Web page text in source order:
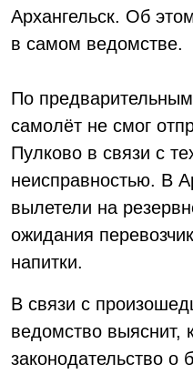
Архангельск. Об
в самом ведомстве.
По
самолёт не смог
Пулково в связи с
неисправностью. В
вылетели на
ожидания
напитки.
В связи с
ведомство выяснит,
законодательство о